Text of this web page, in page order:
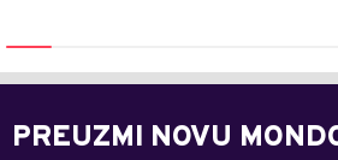
PREUZMI NOVU